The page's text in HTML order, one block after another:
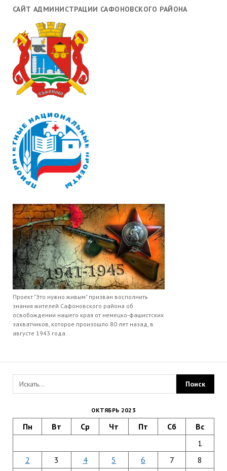
САЙТ АДМИНИСТРАЦИИ САФОНОВСКОГО РАЙОНА
Проект "Это нужно живым" призван восполнить
знания жителей Сафоновского района об
освобождении нашего края от немецко-фашистских
захватчиков, которое произошло 80 лет назад, в
августе 1943 года.
ОКТЯБРЬ 2023
Пн Вт Ср Чт Пт Сб Вс
1
2
3 4 5 6 7
8